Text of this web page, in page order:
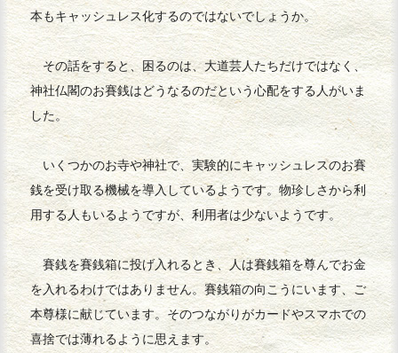
本もキャッシュレス化するのではないでしょうか。
その話をすると、困るのは、大道芸人たちだけではなく、
神社仏閣のお賽銭はどうなるのだという心配をする人がいま
した。
いくつかのお寺や神社で、実験的にキャッシュレスのお賽
銭を受け取る機械を導入しているようです。物珍しさから利
用する人もいるようですが、利用者は少ないようです。
賽銭を賽銭箱に投げ入れるとき、人は賽銭箱を尊んでお金
を入れるわけではありません。賽銭箱の向こうにいます、ご
本尊様に献じています。そのつながりがカードやスマホでの
喜捨では薄れるように思えます。